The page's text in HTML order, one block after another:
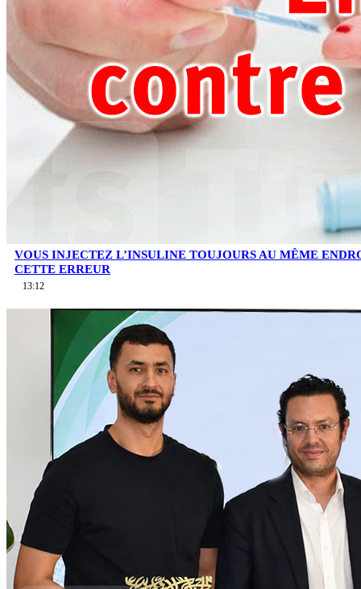
VOUS INJECTEZ L’INSULINE TOUJOURS AU MÊME
CETTE ERREUR
13:12